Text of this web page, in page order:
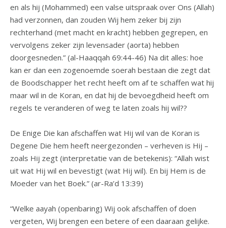
en als hij (Mohammed) een valse uitspraak over Ons (Allah)
had verzonnen, dan zouden Wij hem zeker bij zijn
rechterhand (met macht en kracht) hebben gegrepen, en
vervolgens zeker zijn levensader (aorta) hebben
doorgesneden.” (al-Haaqqah 69:44-46) Na dit alles: hoe
kan er dan een zogenoemde soerah bestaan die zegt dat
de Boodschapper het recht heeft om af te schaffen wat hij
maar wil in de Koran, en dat hij de bevoegdheid heeft om
regels te veranderen of weg te laten zoals hij wil??
De Enige Die kan afschaffen wat Hij wil van de Koran is
Degene Die hem heeft neergezonden – verheven is Hij –
zoals Hij zegt (interpretatie van de betekenis): “Allah wist
uit wat Hij wil en bevestigt (wat Hij wil). En bij Hem is de
Moeder van het Boek.” (ar-Ra’d 13:39)
“Welke aayah (openbaring) Wij ook afschaffen of doen
vergeten, Wij brengen een betere of een daaraan gelijke.